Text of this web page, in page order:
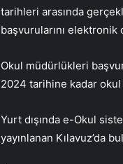
tarihleri arasında
başvurularını
Okul müdürlükleri
2024 tarihine kadar
Yurt dışında e-Okul
yayınlanan Kılavuz’da